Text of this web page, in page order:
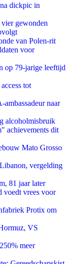
dickpic in
gewonden
van Polen-rit
voor
op 79-jarige leeftijd
tot
naar
alcoholmisbruik
achievements dit
Mato Grosso
vergelding
81 jaar later
voedt vrees voor
Protix om
VS
meer